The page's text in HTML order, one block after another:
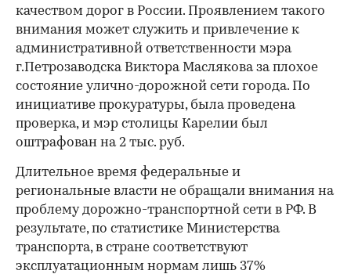
качеством дорог в России. Проявлением такого
внимания может служить и привлечение к
административной ответственности мэра
г.Петрозаводска Виктора Маслякова за плохое
состояние улично-дорожной сети города. По
инициативе прокуратуры, была проведена
проверка, и мэр столицы Карелии был
оштрафован на 2 тыс. руб.
Длительное время федеральные и
региональные власти не обращали внимания на
проблему дорожно-транспортной сети в РФ. В
результате, по статистике Министерства
транспорта, в стране соответствуют
эксплуатационным нормам лишь 37%